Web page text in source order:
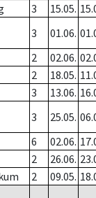
3 15.05.
3 01.06.
2 02.06.
2 18.05.
3 13.06.
3 25.05.
6 02.06.
2 26.06.
2 09.05.